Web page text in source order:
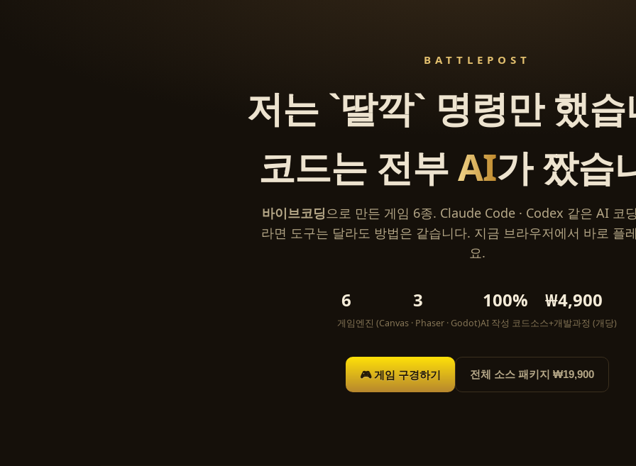
BATTLEPOST
저는 `딸깍` 명령만 했
코드는 전부AI가 짰습
바이브코딩으로 만든 게임 6종. Claude Code · Codex 같은 AI 코
라면 도구는 달라도 방법은 같습니다. 지금 브라우저에서 바로 플
요.
6
게임
3
엔진 (Canvas · Phaser · Godot)
100%
AI 작성 코드
₩4,900
소스+개발과정 (개당)
🎮 게임 구경하기 전체 소스 패키지 ₩19,900